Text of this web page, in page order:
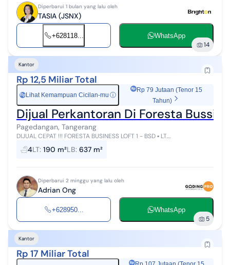
Diperbarui 1 bulan yang lalu oleh
TASIA (JSNX)
+628118... WhatsApp
14
Kantor
Rp 12,5 Miliar Total
Rp Lihat Kemampuan Cicilan-mu ⓘ
Rp 79 Jutaan (Tenor 15
Tahun)
Dijual Perkantoran Di Foresta
Pagedangan, Tangerang
DIJUAL CEPAT !!! FORESTA BUSINESS LOFT 1 - BSD ▪ LT.
190m2(11.5×16.5) ▪ LB. 637.23m2 ▪ 4 lantai + 1 Semi Basement ▪ SHGB ▪
Listrik ...
4LT: 190 m²LB: 637 m²
Diperbarui 2 minggu yang lalu oleh
Adrian Ong
+628950... WhatsApp
5
Kantor
Rp 17 Miliar Total